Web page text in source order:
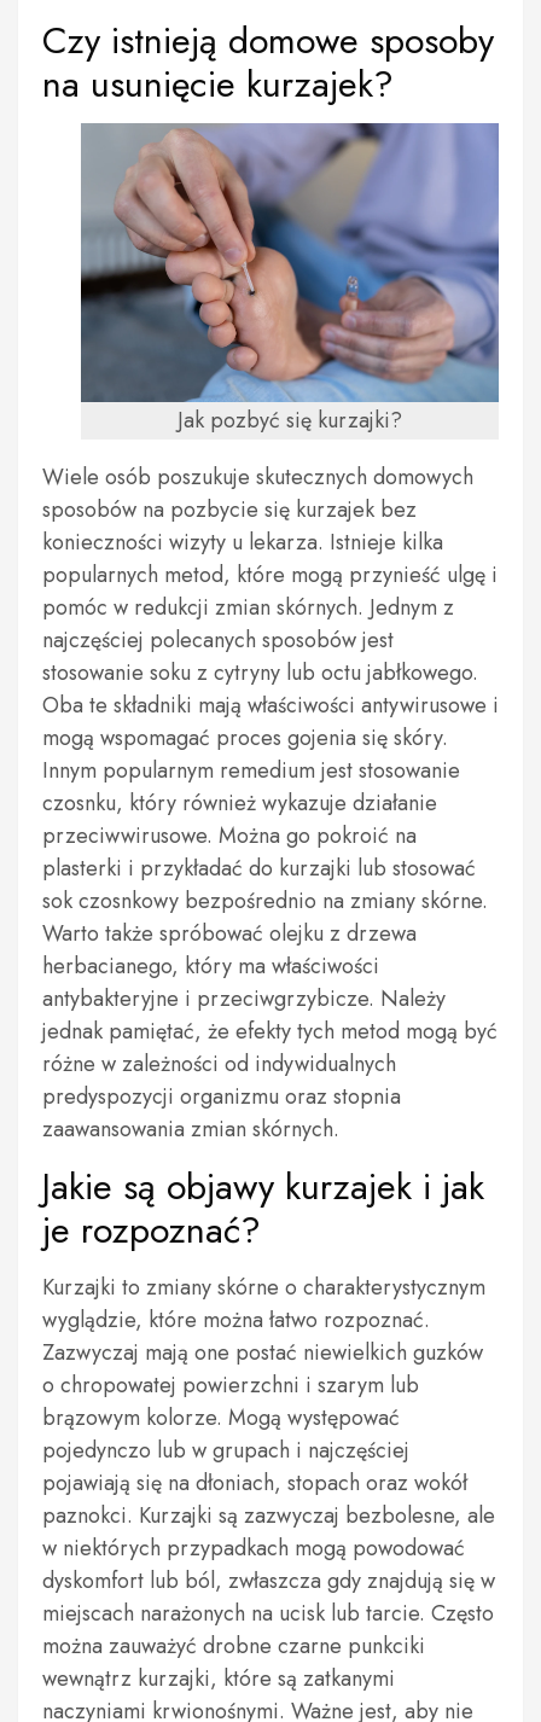
Czy istnieją domowe sposoby
na usunięcie kurzajek?
Jak pozbyć się kurzajki?
Wiele osób poszukuje skutecznych domowych
sposobów na pozbycie się kurzajek bez
konieczności wizyty u lekarza. Istnieje kilka
popularnych metod, które mogą przynieść ulgę i
pomóc w redukcji zmian skórnych. Jednym z
najczęściej polecanych sposobów jest
stosowanie soku z cytryny lub octu jabłkowego.
Oba te składniki mają właściwości antywirusowe i
mogą wspomagać proces gojenia się skóry.
Innym popularnym remedium jest stosowanie
czosnku, który również wykazuje działanie
przeciwwirusowe. Można go pokroić na
plasterki i przykładać do kurzajki lub stosować
sok czosnkowy bezpośrednio na zmiany skórne.
Warto także spróbować olejku z drzewa
herbacianego, który ma właściwości
antybakteryjne i przeciwgrzybicze. Należy
jednak pamiętać, że efekty tych metod mogą być
różne w zależności od indywidualnych
predyspozycji organizmu oraz stopnia
zaawansowania zmian skórnych.
Jakie są objawy kurzajek i jak
je rozpoznać?
Kurzajki to zmiany skórne o charakterystycznym
wyglądzie, które można łatwo rozpoznać.
Zazwyczaj mają one postać niewielkich guzków
o chropowatej powierzchni i szarym lub
brązowym kolorze. Mogą występować
pojedynczo lub w grupach i najczęściej
pojawiają się na dłoniach, stopach oraz wokół
paznokci. Kurzajki są zazwyczaj bezbolesne, ale
w niektórych przypadkach mogą powodować
dyskomfort lub ból, zwłaszcza gdy znajdują się w
miejscach narażonych na ucisk lub tarcie. Często
można zauważyć drobne czarne punkciki
wewnątrz kurzajki, które są zatkanymi
naczyniami krwionośnymi. Ważne jest, aby nie